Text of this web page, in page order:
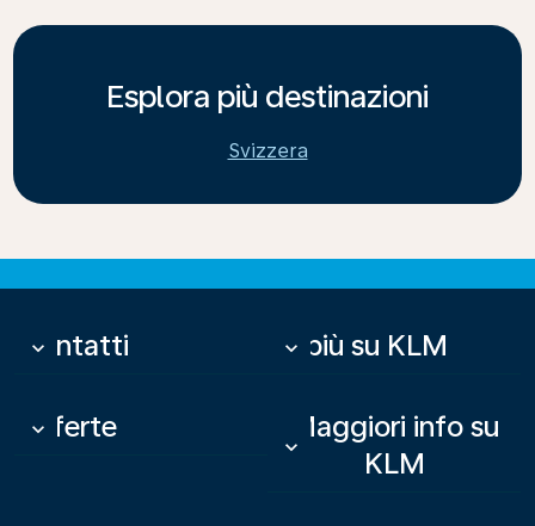
Esplora più destinazioni
Svizzera
Contatti
keyboard_arrow_down Di più su KLM
keyboard_arrow_down
Offerte
keyboard_arrow_down
Maggiori info su
KLM
keyboard_arrow_down